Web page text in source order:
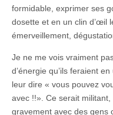
formidable, exprimer ses
dosette et en un clin d’œil
émerveillement,
Je ne me vois vraiment
d’énergie qu’ils feraient
leur dire « vous pouvez
avec !!». Ce serait
gravement avec des gens